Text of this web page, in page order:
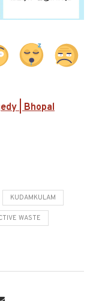
| Bhopal
KUDAMKULAM
WASTE